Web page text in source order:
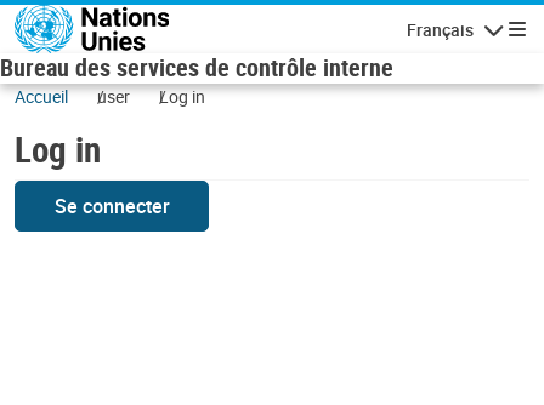
Skip to main content
Français
Bureau des services de contrôle interne
Accueil user Log in
Log in
Se connecter